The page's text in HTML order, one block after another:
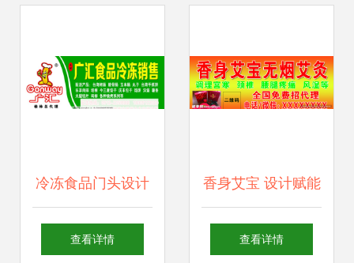
冷冻食品门头设计
视觉冲击与品牌力
查看详情
香身艾宝 设计赋能
健康生活的永恒香
查看详情